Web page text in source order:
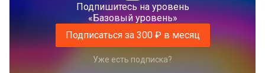
Подпишитесь на уровень
«Базовый уровень»
Подписаться за 300 ₽ в месяц
Уже есть подписка?